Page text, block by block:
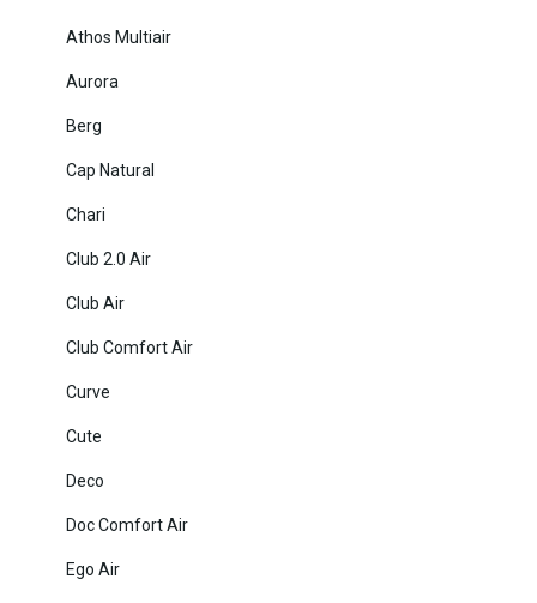
Athos Multiair
Aurora
Berg
Cap Natural
Chari
Club 2.0 Air
Club Air
Club Comfort Air
Curve
Cute
Deco
Doc Comfort Air
Ego Air